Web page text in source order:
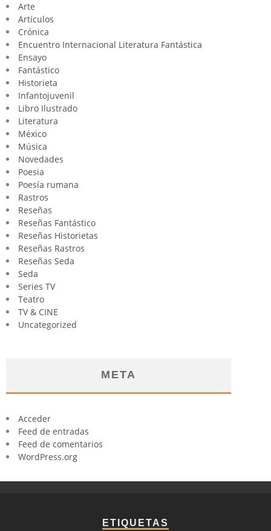
Arte
Artículos
Crónica
Encuentro Internacional Literatura Fantástica
Ensayo
Fantástico
Historieta
Infantojuvenil
Libro Ilustrado
Literatura
México
Música
Novedades
Poesia
Poesía rumana
Rastros
Reseñas
Reseñas Fantástico
Reseñas Historietas
Reseñas Rastros
Reseñas Seda
Seda
Series TV
Teatro
TV & CINE
Uncategorized
META
Acceder
Feed de entradas
Feed de comentarios
WordPress.org
ETIQUETAS